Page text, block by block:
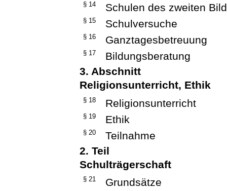
§ 14 Schulen des zweiten
§ 15 Schulversuche
§ 16 Ganztagesbetreuung
§ 17
Bildungsberatung
3. Abschnitt
Religionsunterricht, Ethik
§ 18 Religionsunterricht
§ 19 Ethik
§ 20
Teilnahme
2. Teil
Schulträgerschaft
§ 21 Grundsätze